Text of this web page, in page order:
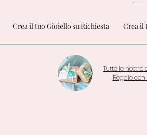
Crea il tuo Gioiello su Richiesta Crea il
Tutte le
Regalo